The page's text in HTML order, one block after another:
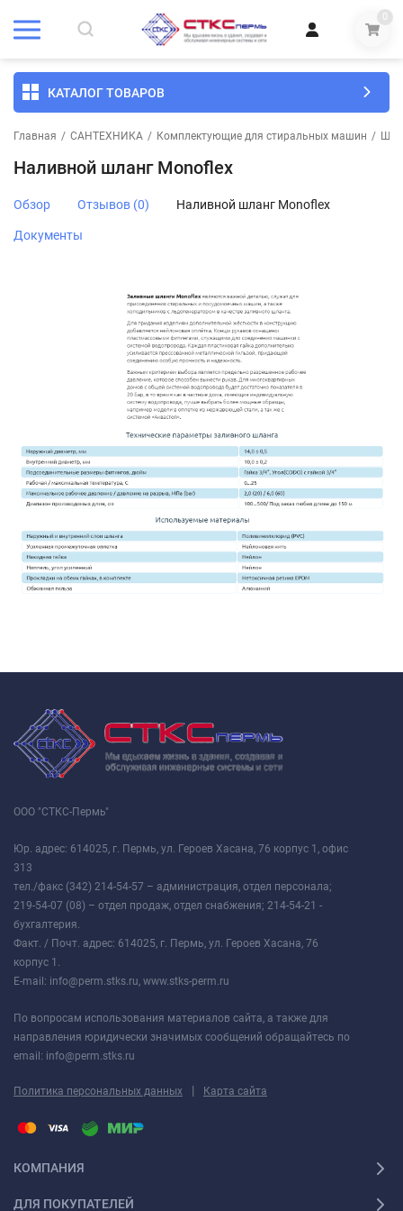
0
КАТАЛОГ ТОВАРОВ
Главная / САНТЕХНИКА / Комплектующие для стиральных машин /
Наливной шланг Monoflex
Обзор Отзывов (0) Наливной шланг Monoflex
Документы
ООО "СТКС-Пермь"
Юр. адрес: 614025, г. Пермь, ул. Героев Хасана, 76 корпус 1, офис
313
тел./факс (342) 214-54-57 – администрация, отдел персонала;
219-54-07 (08) – отдел продаж, отдел снабжения; 214-54-21 -
бухгалтерия.
Факт. / Почт. адрес: 614025, г. Пермь, ул. Героев Хасана, 76
корпус 1.
E-mail: info@perm.stks.ru, www.stks-perm.ru
По вопросам использования материалов сайта, а также для
направления юридически значимых сообщений обращайтесь по
email: info@perm.stks.ru
Политика персональных данных | Карта сайта
КОМПАНИЯ
ДЛЯ ПОКУПАТЕЛЕЙ